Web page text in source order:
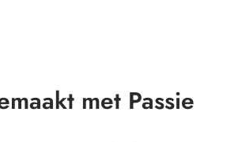
met Passie